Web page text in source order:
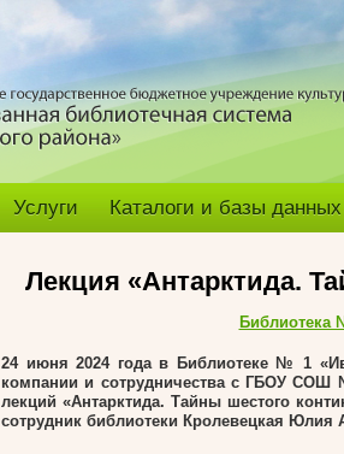
Услуги Каталоги и базы данных
Лекция «Антарктида.
Библиотека
24 июня 2024 года в Библиотеке № 1
компании и сотрудничества с ГБОУ СОШ
лекций «Антарктида. Тайны шестого
сотрудник библиотеки Кролевецкая Юлия